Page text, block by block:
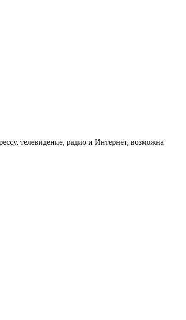
телевидение, радио и Интернет, возможна